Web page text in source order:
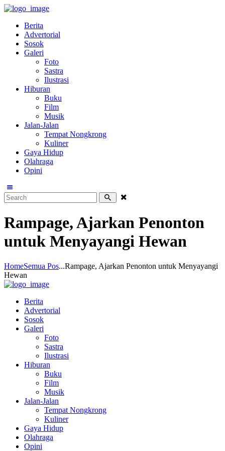
Berita
Advertorial
Sosok
Galeri
Foto
Sastra
Ilustrasi
Hiburan
Buku
Film
Musik
Jalan-Jalan
Tempat Nongkrong
Kuliner
Gaya Hidup
Olahraga
Opini
Rampage, Ajarkan Penonton
untuk Menyayangi Hewan
HomeSemua Pos...Rampage, Ajarkan Penonton untuk Menyayangi
Hewan
Berita
Advertorial
Sosok
Galeri
Foto
Sastra
Ilustrasi
Hiburan
Buku
Film
Musik
Jalan-Jalan
Tempat Nongkrong
Kuliner
Gaya Hidup
Olahraga
Opini